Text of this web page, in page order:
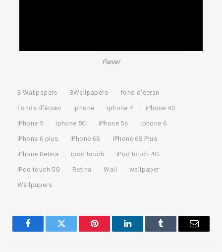
Panier
3 Wallpapers 3Wallpapers fond d'écran
Fonds d'écran iphone iphone 4 iPhone 4S
iPhone 5 iphone 5C iPhone 5s iphone 6
iPhone 6 plus iPhone 6S iPhone 6S Plus
iPhone Retina ipod touch iPod touch 4G
iPod touch 5G Retina Wall wallpaper
Wallpapers
FacebookTwitter Pinterest LinkedInTumblr Email